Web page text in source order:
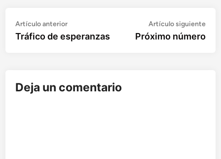
Navegación
de
Artículo anteriorArtículo
anterior:
Tráfico de esperanzas
Artículo siguiente
Próximo número
Deja un comentario